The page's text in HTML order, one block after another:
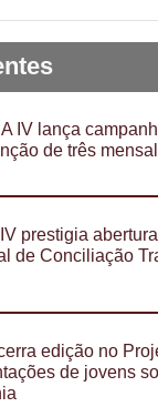
IV lança
de três
prestigia
de Conciliação
edição no
de jovens